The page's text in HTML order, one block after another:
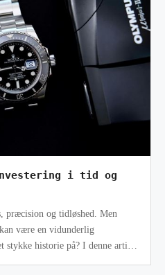
i tid og
præcision og tidløshed. Men
være en vidunderlig
stykke historie på? I denne artikel